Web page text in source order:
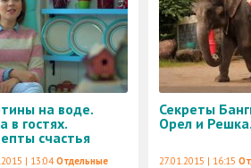
на воде.
в гостях.
счастья
| 13:04 Отдельные
Секреты
Орел и
27.01.2015 | 16:15